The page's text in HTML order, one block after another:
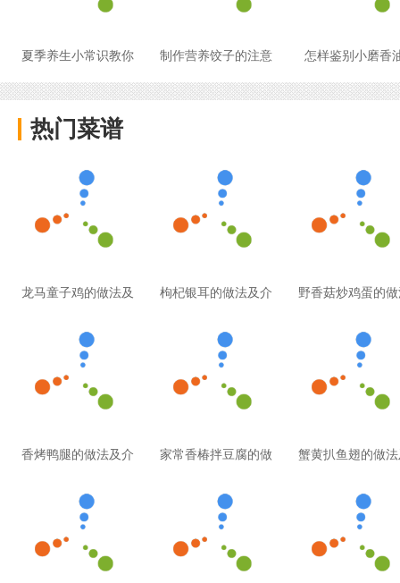
夏季养生小常识教你 制作营养饺子的注意 怎样鉴别小磨香
热门菜谱
龙马童子鸡的做法及 枸杞银耳的做法及介 野香菇炒鸡蛋的
香烤鸭腿的做法及介 家常香椿拌豆腐的做 蟹黄扒鱼翅的做